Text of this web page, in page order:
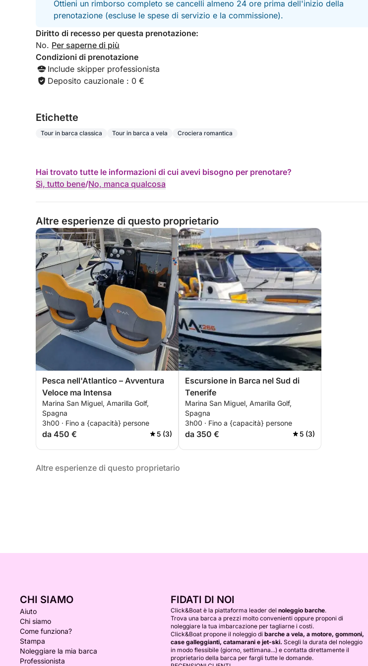
Ottieni un rimborso completo se cancelli almeno 24 ore prima dell'inizio della
prenotazione (escluse le spese di servizio e la commissione).
Diritto di recesso per questa prenotazione:
No. Per saperne di più
Condizioni di prenotazione
Include skipper professionista
Deposito cauzionale : 0 €
Etichette
Tour in barca classica Tour in barca a vela Crociera romantica
Hai trovato tutte le informazioni di cui avevi bisogno per prenotare?
Sì, tutto bene/No, manca qualcosa
Altre esperienze di questo proprietario
Pesca nell'Atlantico – Avventura
Veloce ma Intensa
Marina San Miguel, Amarilla Golf,
Spagna
3h00 · Fino a {capacità} persone
da 450 € 5 (3)
Escursione in Barca nel Sud di
Tenerife
Marina San Miguel, Amarilla Golf,
Spagna
3h00 · Fino a {capacità} persone
da 350 € 5 (3)
Altre esperienze di questo proprietario
CHI SIAMO
Aiuto
Chi siamo
Come funziona?
Stampa
Noleggiare la mia barca
Professionista
FIDATI DI NOI
Click&Boat è la piattaforma leader del noleggio barche.
Trova una barca a prezzi molto convenienti oppure proponi di
noleggiare la tua imbarcazione per tagliarne i costi.
Click&Boat propone il noleggio di barche a vela, a motore, gommoni,
case galleggianti, catamarani e jet-ski. Scegli la durata del noleggio
in modo flessibile (giorno, settimana...) e contatta direttamente il
proprietario della barca per fargli tutte le domande.